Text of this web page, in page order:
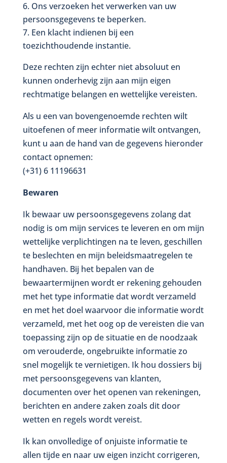
Ons verzoeken het verwerken van uw
persoonsgegevens te beperken.
Een klacht indienen bij een
toezichthoudende instantie.
Deze rechten zijn echter niet absoluut en
kunnen onderhevig zijn aan mijn eigen
rechtmatige belangen en wettelijke vereisten.
Als u een van bovengenoemde rechten wilt
uitoefenen of meer informatie wilt ontvangen,
kunt u aan de hand van de gegevens hieronder
contact opnemen:
(+31) 6 11196631
Bewaren
Ik bewaar uw persoonsgegevens zolang dat
nodig is om mijn services te leveren en om mijn
wettelijke verplichtingen na te leven, geschillen
te beslechten en mijn beleidsmaatregelen te
handhaven. Bij het bepalen van de
bewaartermijnen wordt er rekening gehouden
met het type informatie dat wordt verzameld
en met het doel waarvoor die informatie wordt
verzameld, met het oog op de vereisten die van
toepassing zijn op de situatie en de noodzaak
om verouderde, ongebruikte informatie zo
snel mogelijk te vernietigen. Ik hou dossiers bij
met persoonsgegevens van klanten,
documenten over het openen van rekeningen,
berichten en andere zaken zoals dit door
wetten en regels wordt vereist.
Ik kan onvolledige of onjuiste informatie te
allen tijde en naar uw eigen inzicht corrigeren,